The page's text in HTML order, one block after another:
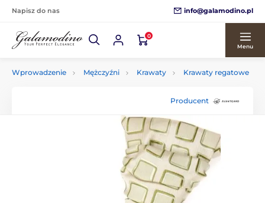
Napisz do nas info@galamodino.pl
0
Menu
Wprowadzenie Mężczyźni Krawaty Krawaty regatowe
Producent